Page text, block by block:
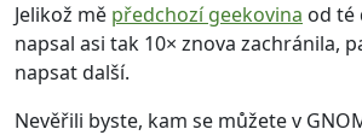
Jelikož mě předchozí geekovina od té
napsal asi tak 10× znova zachránila,
napsat další.
Nevěřili byste, kam se můžete v